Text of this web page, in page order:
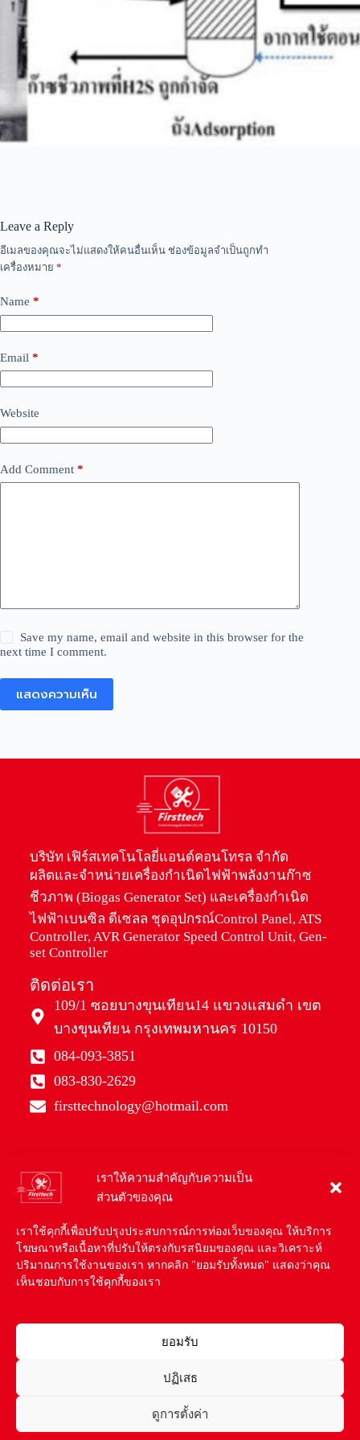
เราให้ความสำคัญกับความเป็น
ส่วนตัวของคุณ
เราใช้คุกกี้เพื่อปรับปรุงประสบการณ์การท่องเว็บของคุณ ให้บริการ
โฆษณาหรือเนื้อหาที่ปรับให้ตรงกับรสนิยมของคุณ และวิเคราะห์
ปริมาณการใช้งานของเรา หากคลิก "ยอมรับทั้งหมด" แสดงว่าคุณ
เห็นชอบกับการใช้คุกกี้ของเรา
ยอมรับ
ปฏิเสธ
ดูการตั้งค่า
Leave a Reply
อีเมลของคุณจะไม่แสดงให้คนอื่นเห็น ช่องข้อมูลจำเป็นถูกทำ
เครื่องหมาย *
Name *
Email *
Website
Add Comment *
Save my name, email and website in this browser for the
next time I comment.
แสดงความเห็น
บริษัท เฟิร์สเทคโนโลยี่แอนด์คอนโทรล จำกัด
ผลิตและจำหน่ายเครื่องกำเนิดไฟฟ้าพลังงานก๊าซ
ชีวภาพ (Biogas Generator Set) และเครื่องกำเนิด
ไฟฟ้าเบนซิล ดีเซลล ชุดอุปกรณ์Control Panel, ATS
Controller, AVR Generator Speed Control Unit, Gen-
set Controller
ติดต่อเรา
109/1 ซอยบางขุนเทียน14 แขวงแสมดำ เขต
บางขุนเทียน กรุงเทพมหานคร 10150
084-093-3851
083-830-2629
firsttechnology@hotmail.com
แอดไลน์สอบถาม
Copyright ©2025 | Powered by บริษัท เฟิร์สเทคโนโลยี่